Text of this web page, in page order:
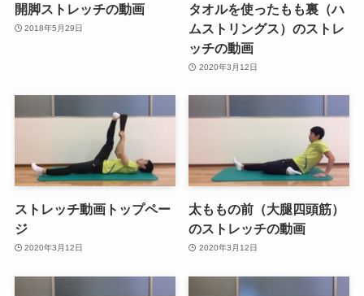
開脚ストレッチの動画
2018年5月29日
タオルを使ったもも裏（ハ
ムストリングス）のストレ
ッチの動画
2020年3月12日
ストレッチ動画トップペー
ジ
2020年3月12日
太ももの前（大腿四頭筋）
のストレッチの動画
2020年3月12日